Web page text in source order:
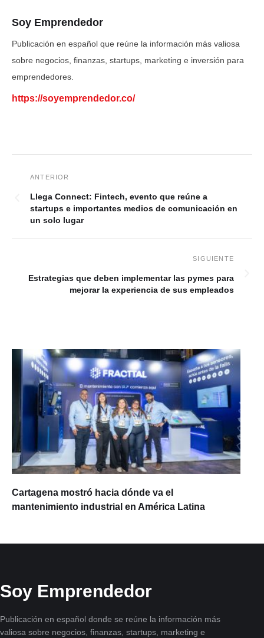
Soy Emprendedor
Publicación en español que reúne la información más valiosa
sobre negocios, finanzas, startups, marketing e inversión para
emprendedores.
https://soyemprendedor.co/
Llega Connect: Fintech, evento que reúne a
startups e importantes medios de comunicación en
un solo lugar
Estrategias que deben implementar las pymes para
mejorar la experiencia de sus empleados
Cartagena mostró hacia dónde va el
mantenimiento industrial en América Latina
Soy Emprendedor
Publicación en español donde se reúne la información más
valiosa sobre negocios, finanzas, startups, marketing e